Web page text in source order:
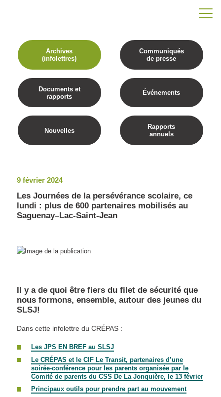
Archives
(infolettres)
Communiqués
de presse
Documents et
rapports
Événements
Nouvelles
Rapports
annuels
9 février 2024
Les Journées de la persévérance scolaire, ce
lundi : plus de 600 partenaires mobilisés au
Saguenay–Lac-Saint-Jean
Il y a de quoi être fiers du filet de sécurité que
nous formons, ensemble, autour des jeunes du
SLSJ!
Dans cette infolettre du CRÉPAS :
Les JPS EN BREF au SLSJ
Le CRÉPAS et le CIF Le Transit, partenaires d’une
soirée-conférence pour les parents organisée par le
Comité de parents du CSS De La Jonquière, le 13 février
Principaux outils pour prendre part au mouvement